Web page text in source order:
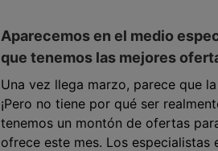
Aparecemos en el medio
que tenemos las mejores
Una vez llega marzo, parece que
¡Pero no tiene por qué ser
tenemos un montón de ofertas
ofrece este mes. Los especialistas